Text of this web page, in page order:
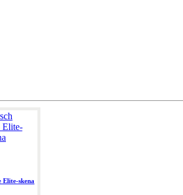
Elite-skena